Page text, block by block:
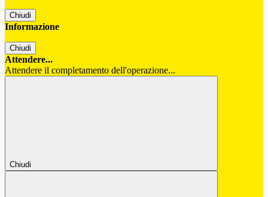
Chiudi
Informazione
Chiudi
Attendere...
Attendere il completamento dell'operazione...
Chiudi